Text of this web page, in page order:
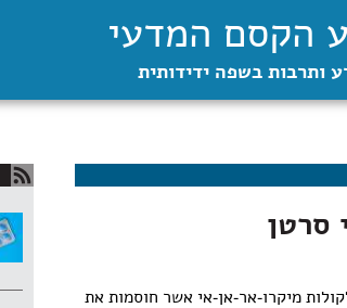
הקסם המדעי
ותרבות בשפה ידידותית
סרטן
מיקרו-אר-אן-אי אשר חוסמות את